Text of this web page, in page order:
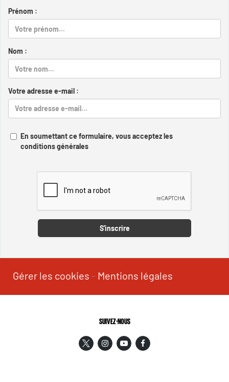
Prénom :
Nom :
Votre adresse e-mail :
En soumettant ce formulaire, vous acceptez les
conditions générales
S'inscrire
Gérer les cookies - Mentions légales
SUIVEZ-NOUS